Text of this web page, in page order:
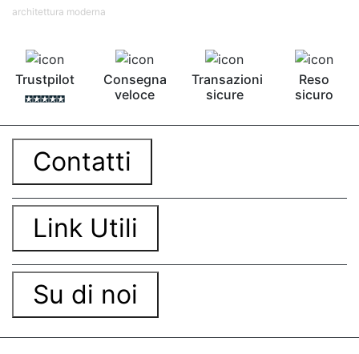
architettura moderna
Trustpilot
Consegna
veloce
Transazioni
sicure
Reso
sicuro
Contatti
Link Utili
Su di noi